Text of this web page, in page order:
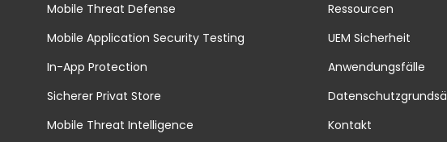
Ressourcen
UEM Sicherheit
Anwendungsfälle
Kontakt
Mobile Threat Defense
Mobile Application Security Testing
In-App Protection
Sicherer Privat Store
Mobile Threat Intelligence